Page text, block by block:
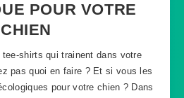
POUR VOTRE
CHIEN
shirts qui trainent dans votre
pas quoi en faire ? Et si vous les
pour votre chien ? Dans